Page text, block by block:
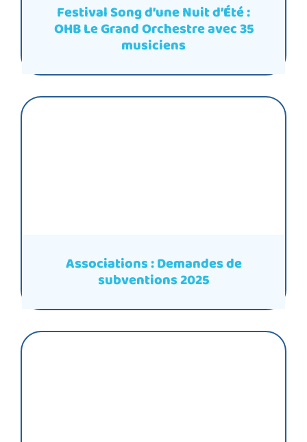
Festival Song d’une Nuit d’Été :
OHB Le Grand Orchestre avec 35
musiciens
Associations : Demandes de
subventions 2025